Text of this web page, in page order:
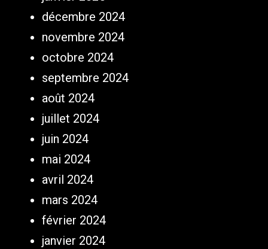
décembre 2024
novembre 2024
octobre 2024
septembre 2024
août 2024
juillet 2024
juin 2024
mai 2024
avril 2024
mars 2024
février 2024
janvier 2024